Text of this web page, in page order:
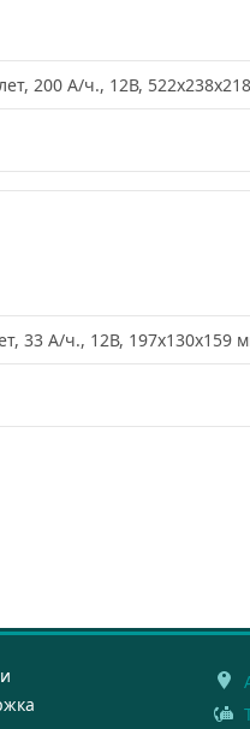
200 А/ч., 12В,
33 А/ч., 12В, 197х130х159